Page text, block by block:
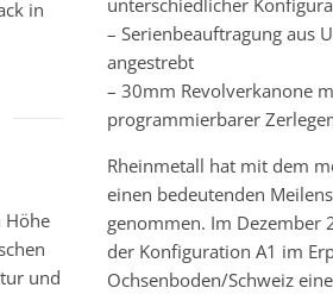
in
Höhe
und
unterschiedlicher
– Serienbeauftragung aus
angestrebt
– 30mm Revolverkanone
programmierbarer
Rheinmetall hat mit dem
einen bedeutenden
genommen. Im Dezember
der Konfiguration A1 im
Ochsenboden/Schweiz